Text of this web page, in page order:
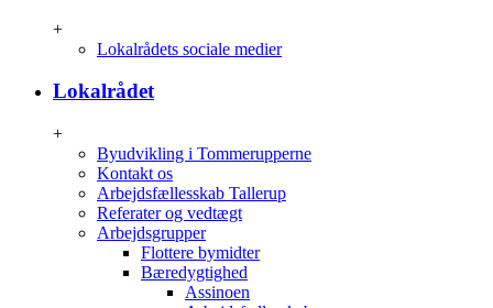
+
Lokalrådets sociale medier
Lokalrådet
+
Byudvikling i Tommerupperne
Kontakt os
Arbejdsfællesskab Tallerup
Referater og vedtægt
Arbejdsgrupper
Flottere bymidter
Bæredygtighed
Assinoen